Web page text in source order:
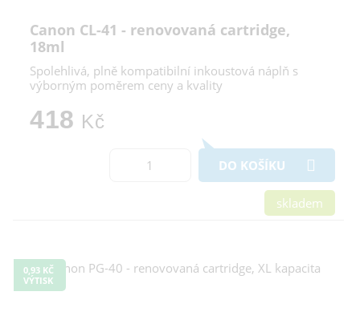
Canon CL-41 - renovovaná cartridge,
18ml
Spolehlivá, plně kompatibilní inkoustová náplň s
výborným poměrem ceny a kvality
418 Kč
DO KOŠÍKU
skladem
0,93 KČ
VÝTISK